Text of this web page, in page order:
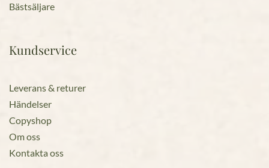
Bästsäljare
Kundservice
Leverans & returer
Händelser
Copyshop
Om oss
Kontakta oss